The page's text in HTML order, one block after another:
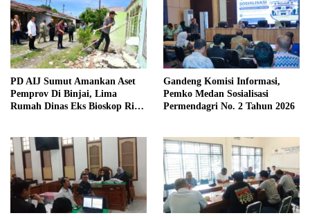
PD AIJ Sumut Amankan Aset
Pemprov Di Binjai, Lima
Rumah Dinas Eks Bioskop Ria
Gandeng Komisi Informasi,
Pemko Medan Sosialisasi
Permendagri No. 2 Tahun 2026